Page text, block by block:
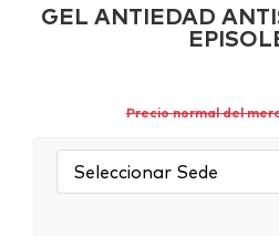
GEL ANTIEDAD
Precio normal del
Sede: